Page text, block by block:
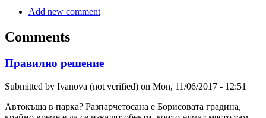
Add new comment
Comments
Правилно решение
Submitted by Ivanova (not verified) on Mon, 11/06/2017 - 12:51
Автокъща в парка? Разпарчетосана е Борисовата градина,